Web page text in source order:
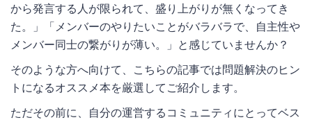
から発言する人が限られて、盛り上がりが無くなってき
た。」「メンバーのやりたいことがバラバラで、自主性や
メンバー同士の繋がりが薄い。」と感じていませんか？
そのような方へ向けて、こちらの記事では問題解決のヒン
トになるオススメ本を厳選してご紹介します。
ただその前に、自分の運営するコミュニティにとってベス